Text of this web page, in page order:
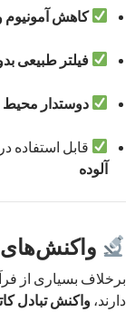
کاهش آمونیوم
فیلتر طبیعی
دوستدار
قابل استفاده
آلوده
واکنش‌های
برخلاف بسیاری از
دارند، واکنش تبادل